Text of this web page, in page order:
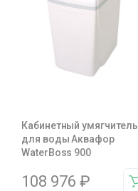
Кабинетный умягчитель
для воды Аквафор
WaterBoss 900
108 976 ₽